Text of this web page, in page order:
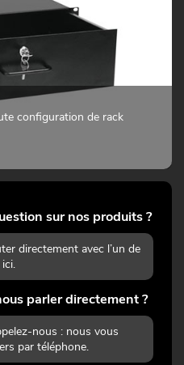
configuration de rack
sur nos produits ?
directement avec l’un de
parler directement ?
nous : nous vous
par téléphone.